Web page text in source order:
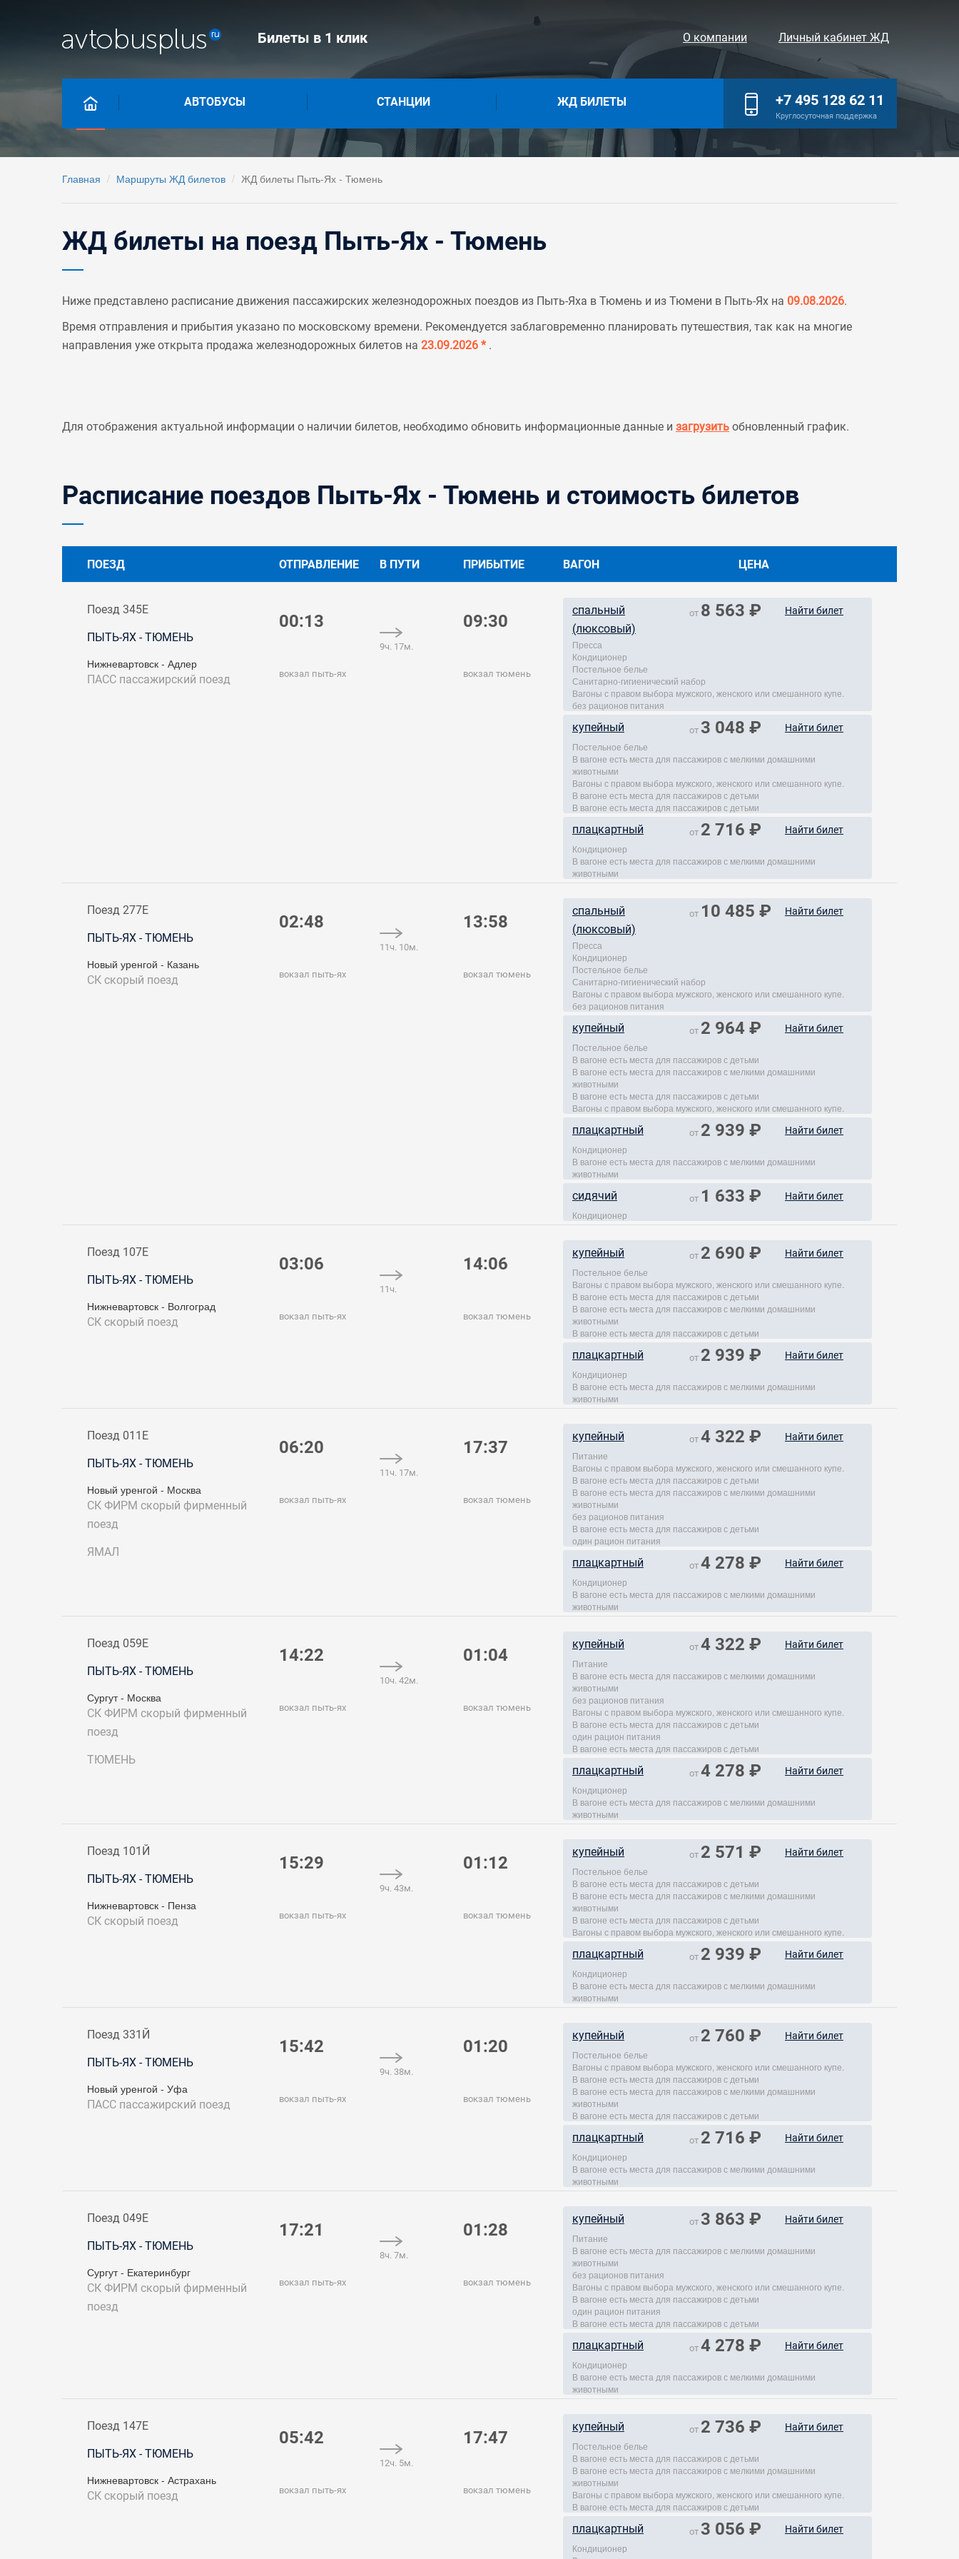
Билеты в 1 клик О компании Личный кабинет ЖД
АВТОБУСЫ СТАНЦИИ ЖД БИЛЕТЫ +7 495 128 62 11
Круглосуточная поддержка
Главная Маршруты ЖД билетов ЖД билеты Пыть-Ях - Тюмень
ЖД билеты на поезд Пыть-Ях - Тюмень
Ниже представлено расписание движения пассажирских железнодорожных поездов из Пыть-Яха в Тюмень и из Тюмени в Пыть-Ях на 09.08.2026.
Время отправления и прибытия указано по московскому времени. Рекомендуется заблаговременно планировать путешествия, так как на многие
направления уже открыта продажа железнодорожных билетов на 23.09.2026 * .
Для отображения актуальной информации о наличии билетов, необходимо обновить информационные данные и загрузить обновленный график.
Расписание поездов Пыть-Ях - Тюмень и стоимость билетов
ПОЕЗД ОТПРАВЛЕНИЕ В ПУТИ ПРИБЫТИЕ ВАГОН ЦЕНА
Поезд 345Е
ПЫТЬ-ЯХ - ТЮМЕНЬ
Нижневартовск - Адлер
ПАСС пассажирский поезд
00:13
вокзал пыть-ях
9ч. 17м.
09:30
вокзал тюмень
спальный
(люксовый)
от 8 563 ₽ Найти билет
Пресса
Кондиционер
Постельное белье
Санитарно-гигиенический набор
Вагоны с правом выбора мужского, женского или смешанного купе.
без рационов питания
купейный от3 048 ₽ Найти билет
Постельное белье
В вагоне есть места для пассажиров с мелкими домашними
животными
Вагоны с правом выбора мужского, женского или смешанного купе.
В вагоне есть места для пассажиров с детьми
В вагоне есть места для пассажиров с детьми
плацкартный от 2 716 ₽ Найти билет
Кондиционер
В вагоне есть места для пассажиров с мелкими домашними
животными
Поезд 277Е
ПЫТЬ-ЯХ - ТЮМЕНЬ
Новый уренгой - Казань
СКскорый поезд
02:48
вокзал пыть-ях
11ч. 10м.
13:58
вокзал тюмень
спальный
(люксовый)
от 10 485 ₽ Найти билет
Пресса
Кондиционер
Постельное белье
Санитарно-гигиенический набор
Вагоны с правом выбора мужского, женского или смешанного купе.
без рационов питания
купейный от 2 964 ₽ Найти билет
Постельное белье
В вагоне есть места для пассажиров с детьми
В вагоне есть места для пассажиров с мелкими домашними
животными
В вагоне есть места для пассажиров с детьми
Вагоны с правом выбора мужского, женского или смешанного купе.
плацкартный от 2 939 ₽ Найти билет
Кондиционер
В вагоне есть места для пассажиров с мелкими домашними
животными
сидячий от 1 633 ₽ Найти билет
Кондиционер
Поезд 107Е
ПЫТЬ-ЯХ - ТЮМЕНЬ
Нижневартовск - Волгоград
СКскорый поезд
03:06
вокзал пыть-ях
11ч.
14:06
вокзал тюмень
купейный от 2 690 ₽ Найти билет
Постельное белье
Вагоны с правом выбора мужского, женского или смешанного купе.
В вагоне есть места для пассажиров с детьми
В вагоне есть места для пассажиров с мелкими домашними
животными
В вагоне есть места для пассажиров с детьми
плацкартный от 2 939 ₽ Найти билет
Кондиционер
В вагоне есть места для пассажиров с мелкими домашними
животными
Поезд 011Е
ПЫТЬ-ЯХ - ТЮМЕНЬ
Новый уренгой - Москва
СК ФИРМскорый фирменный
поезд
ЯМАЛ
06:20
вокзал пыть-ях
11ч. 17м.
17:37
вокзал тюмень
купейный от4 322 ₽ Найти билет
Питание
Вагоны с правом выбора мужского, женского или смешанного купе.
В вагоне есть места для пассажиров с детьми
В вагоне есть места для пассажиров с мелкими домашними
животными
без рационов питания
В вагоне есть места для пассажиров с детьми
один рацион питания
плацкартный от4 278 ₽ Найти билет
Кондиционер
В вагоне есть места для пассажиров с мелкими домашними
животными
Поезд 059Е
ПЫТЬ-ЯХ - ТЮМЕНЬ
Сургут - Москва
СК ФИРМскорый фирменный
поезд
ТЮМЕНЬ
14:22
вокзал пыть-ях
10ч. 42м.
01:04
вокзал тюмень
купейный от4 322 ₽ Найти билет
Питание
В вагоне есть места для пассажиров с мелкими домашними
животными
без рационов питания
Вагоны с правом выбора мужского, женского или смешанного купе.
В вагоне есть места для пассажиров с детьми
один рацион питания
В вагоне есть места для пассажиров с детьми
плацкартный от4 278 ₽ Найти билет
Кондиционер
В вагоне есть места для пассажиров с мелкими домашними
животными
Поезд 101Й
ПЫТЬ-ЯХ - ТЮМЕНЬ
Нижневартовск - Пенза
СКскорый поезд
15:29
вокзал пыть-ях
9ч. 43м.
01:12
вокзал тюмень
купейный от 2 571 ₽ Найти билет
Постельное белье
В вагоне есть места для пассажиров с детьми
В вагоне есть места для пассажиров с мелкими домашними
животными
В вагоне есть места для пассажиров с детьми
Вагоны с правом выбора мужского, женского или смешанного купе.
плацкартный от 2 939 ₽ Найти билет
Кондиционер
В вагоне есть места для пассажиров с мелкими домашними
животными
Поезд 331Й
ПЫТЬ-ЯХ - ТЮМЕНЬ
Новый уренгой - Уфа
ПАСС пассажирский поезд
15:42
вокзал пыть-ях
9ч. 38м.
01:20
вокзал тюмень
купейный от 2 760 ₽ Найти билет
Постельное белье
Вагоны с правом выбора мужского, женского или смешанного купе.
В вагоне есть места для пассажиров с детьми
В вагоне есть места для пассажиров с мелкими домашними
животными
В вагоне есть места для пассажиров с детьми
плацкартный от 2 716 ₽ Найти билет
Кондиционер
В вагоне есть места для пассажиров с мелкими домашними
животными
Поезд 049Е
ПЫТЬ-ЯХ - ТЮМЕНЬ
Сургут - Екатеринбург
СК ФИРМскорый фирменный
поезд
17:21
вокзал пыть-ях
8ч. 7м.
01:28
вокзал тюмень
купейный от3 863 ₽ Найти билет
Питание
В вагоне есть места для пассажиров с мелкими домашними
животными
без рационов питания
Вагоны с правом выбора мужского, женского или смешанного купе.
В вагоне есть места для пассажиров с детьми
один рацион питания
В вагоне есть места для пассажиров с детьми
плацкартный от4 278 ₽ Найти билет
Кондиционер
В вагоне есть места для пассажиров с мелкими домашними
животными
Поезд 147Е
ПЫТЬ-ЯХ - ТЮМЕНЬ
Нижневартовск - Астрахань
СКскорый поезд
05:42
вокзал пыть-ях
12ч. 5м.
17:47
вокзал тюмень
купейный от 2 736 ₽ Найти билет
Постельное белье
В вагоне есть места для пассажиров с детьми
В вагоне есть места для пассажиров с мелкими домашними
животными
Вагоны с правом выбора мужского, женского или смешанного купе.
В вагоне есть места для пассажиров с детьми
плацкартный от3 056 ₽ Найти билет
Кондиционер